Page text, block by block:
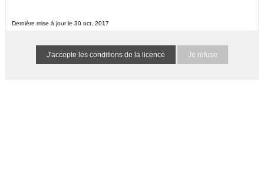
Dernière mise à jour le 30 oct. 2017
Je refuse